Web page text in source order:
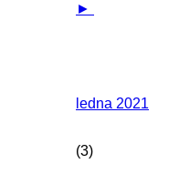
►
ledna 2021
(3)